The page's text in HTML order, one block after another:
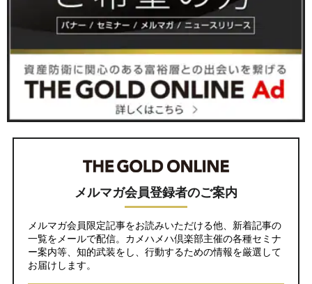
メルマガ会員登録者のご案内
メルマガ会員限定記事をお読みいただける他、新着記事の
一覧をメールで配信。カメハメハ倶楽部主催の各種セミナ
ー案内等、知的武装をし、行動するための情報を厳選して
お届けします。